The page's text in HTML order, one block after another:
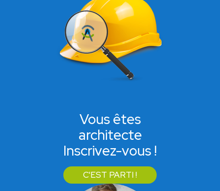
Vous êtes
architecte
Inscrivez-vous !
C'EST PARTI !